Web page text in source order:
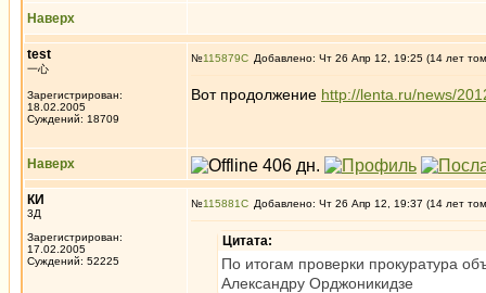
Наверх
test
一心
Зарегистрирован:
18.02.2005
Суждений: 18709
№115879 Добавлено: Чт 26 Апр 12, 19:25 (14 лет
Вот продолжение http://lenta.ru/news/
Наверх
КИ
3Д
Зарегистрирован:
17.02.2005
Суждений: 52225
№115881 Добавлено: Чт 26 Апр 12, 19:37 (14 лет
Цитата:
По итогам проверки прокуратура
Александру Орджоникидзе